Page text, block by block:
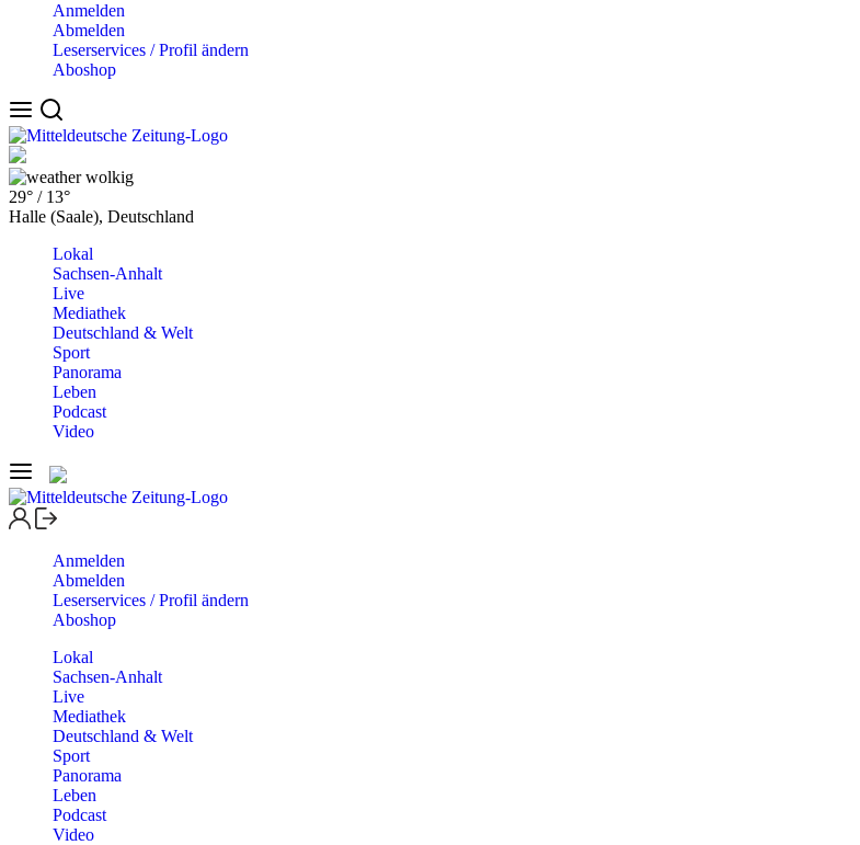
Anmelden
Abmelden
Leserservices / Profil ändern
Aboshop
wolkig
29° / 13°
Halle (Saale), Deutschland
Lokal
Sachsen-Anhalt
Live
Mediathek
Deutschland & Welt
Sport
Panorama
Leben
Podcast
Video
Anmelden
Abmelden
Leserservices / Profil ändern
Aboshop
Lokal
Sachsen-Anhalt
Live
Mediathek
Deutschland & Welt
Sport
Panorama
Leben
Podcast
Video